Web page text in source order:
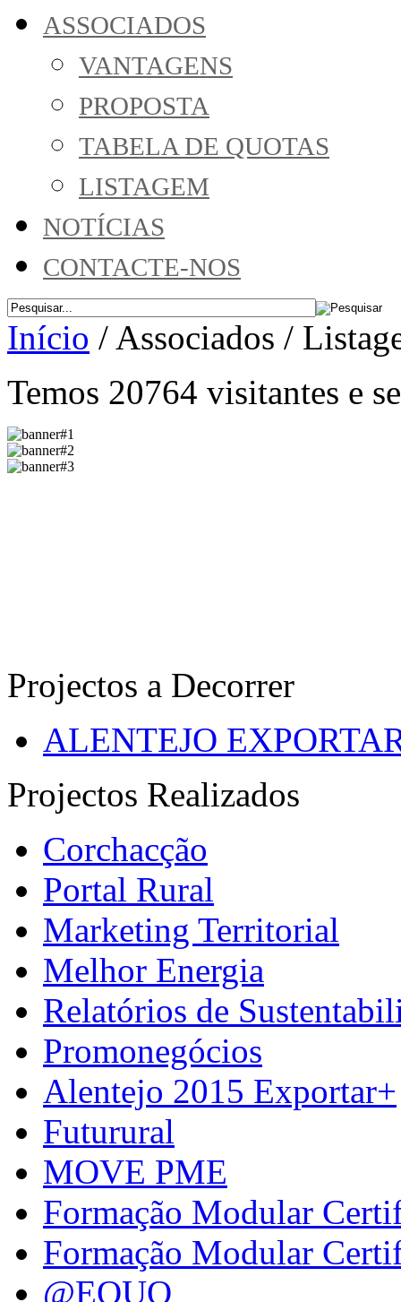
ASSOCIADOS
VANTAGENS
PROPOSTA
TABELA DE QUOTAS
LISTAGEM
NOTÍCIAS
CONTACTE-NOS
Início / Associados /
Temos 20764 visitantes e
Projectos a Decorrer
ALENTEJO
Projectos Realizados
Corchacção
Portal Rural
Marketing Territorial
Melhor Energia
Relatórios de
Promonegócios
Alentejo 2015 Exportar+
Futurural
MOVE PME
Formação Modular
Formação Modular
@EQUO